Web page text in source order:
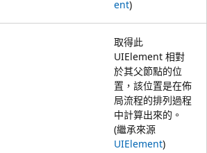
ent)
取得此
UIElement 相對
於其父節點的位
置，該位置是在佈
局流程的排列過程
中計算出來的。
(繼承來源
UIElement)